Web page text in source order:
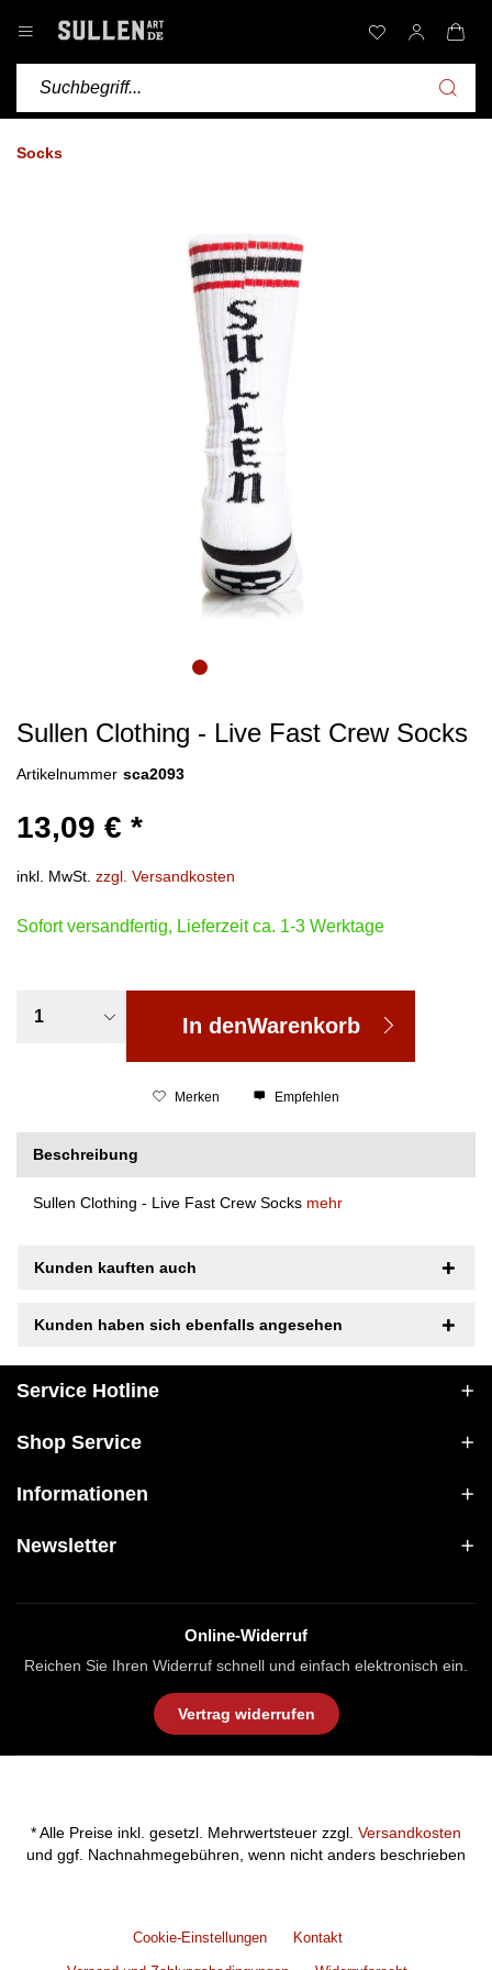
Socks
Sullen Clothing - Live Fast Crew Socks
Artikelnummer sca2093
13,09 € *
inkl. MwSt. zzgl. Versandkosten
Sofort versandfertig, Lieferzeit ca. 1-3 Werktage
In denWarenkorb
Merken Empfehlen
Beschreibung
Sullen Clothing - Live Fast Crew Socks mehr
Kunden kauften auch
Kunden haben sich ebenfalls angesehen
Service Hotline
Shop Service
Informationen
Newsletter
Online-Widerruf
Reichen Sie Ihren Widerruf schnell und einfach elektronisch ein.
Vertrag widerrufen
* Alle Preise inkl. gesetzl. Mehrwertsteuer zzgl. Versandkosten
und ggf. Nachnahmegebühren, wenn nicht anders beschrieben
Cookie-Einstellungen Kontakt